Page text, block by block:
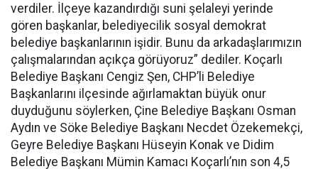
verdiler. İlçeye kazandırdığı suni şelaleyi yerinde
gören başkanlar, belediyecilik sosyal demokrat
belediye başkanlarının işidir. Bunu da arkadaşlarımızın
çalışmalarından açıkça görüyoruz” dediler. Koçarlı
Belediye Başkanı Cengiz Şen, CHP’li Belediye
Başkanlarını ilçesinde ağırlamaktan büyük onur
duyduğunu söylerken, Çine Belediye Başkanı Osman
Aydın ve Söke Belediye Başkanı Necdet Özekemekçi,
Geyre Belediye Başkanı Hüseyin Konak ve Didim
Belediye Başkanı Mümin Kamacı Koçarlı’nın son 4,5